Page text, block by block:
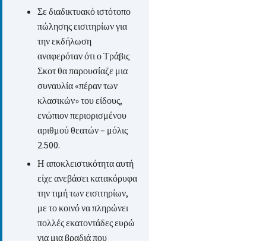
Σε διαδικτυακό ιστότοπο
πώλησης εισιτηρίων για
την εκδήλωση
αναφερόταν ότι ο Τράβις
Σκοτ θα παρουσίαζε μια
συναυλία «πέραν των
κλασικών» του είδους,
ενώπιον περιορισμένου
αριθμού θεατών – μόλις
2.500.
Η αποκλειστικότητα αυτή
είχε ανεβάσει κατακόρυφα
την τιμή των εισιτηρίων,
με το κοινό να πληρώνει
πολλές εκατοντάδες ευρώ
για μια βραδιά που